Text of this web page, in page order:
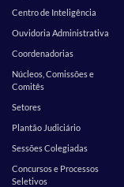
Centro de Inteligência
Ouvidoria Administrativa
Coordenadorias
Núcleos, Comissões e
Comitês
Setores
Plantão Judiciário
Sessões Colegiadas
Concursos e Processos
Seletivos